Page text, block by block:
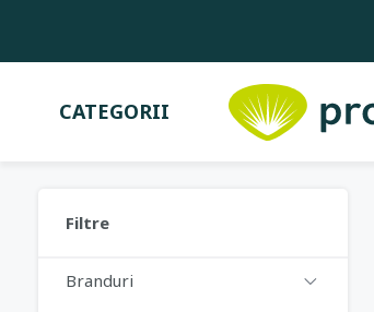
CATEGORII
Filtre
Branduri